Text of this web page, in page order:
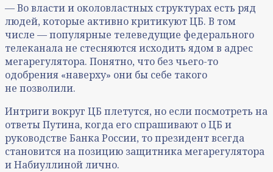
— Во власти и околовластных структурах есть ряд
людей, которые активно критикуют ЦБ. В том
числе — популярные телеведущие федерального
телеканала не стесняются исходить ядом в адрес
мегарегулятора. Понятно, что без чьего-то
одобрения «наверху» они бы себе такого
не позволили.
Интриги вокруг ЦБ плетутся, но если посмотреть на
ответы Путина, когда его спрашивают о ЦБ и
руководстве Банка России, то президент всегда
становится на позицию защитника мегарегулятора
и Набиуллиной лично.